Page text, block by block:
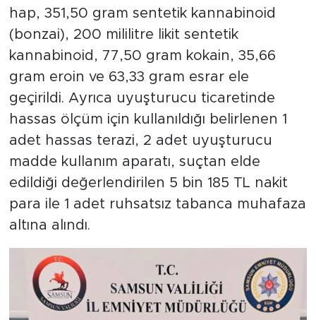
hap, 351,50 gram sentetik kannabinoid
(bonzai), 200 mililitre likit sentetik
kannabinoid, 77,50 gram kokain, 35,66
gram eroin ve 63,33 gram esrar ele
geçirildi. Ayrıca uyuşturucu ticaretinde
hassas ölçüm için kullanıldığı belirlenen 1
adet hassas terazi, 2 adet uyuşturucu
madde kullanım aparatı, suçtan elde
edildiği değerlendirilen 5 bin 185 TL nakit
para ile 1 adet ruhsatsız tabanca muhafaza
altına alındı.